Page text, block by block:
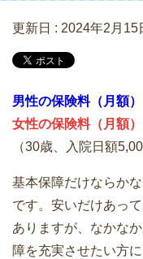
更新日 : 2024年2月15
男性の保険料（月額
女性の保険料（月額
（30歳、入院日額
基本保障だけならか
です。安いだけあっ
ありますが、なかな
障を充実させたい方